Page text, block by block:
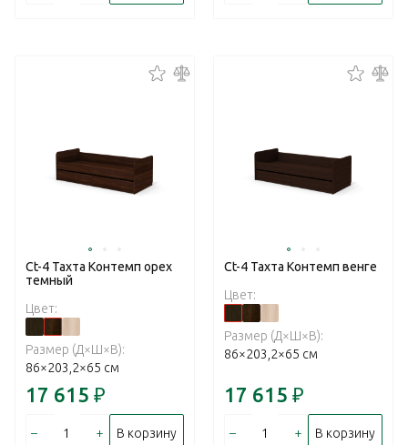
Ct-4 Тахта Контемп орех
темный
Цвет:
Размер (Д×Ш×В):
86×203,2×65 см
17 615 ₽
– + В корзину
Ct-4 Тахта Контемп венге
Цвет:
Размер (Д×Ш×В):
86×203,2×65 см
17 615 ₽
– + В корзину